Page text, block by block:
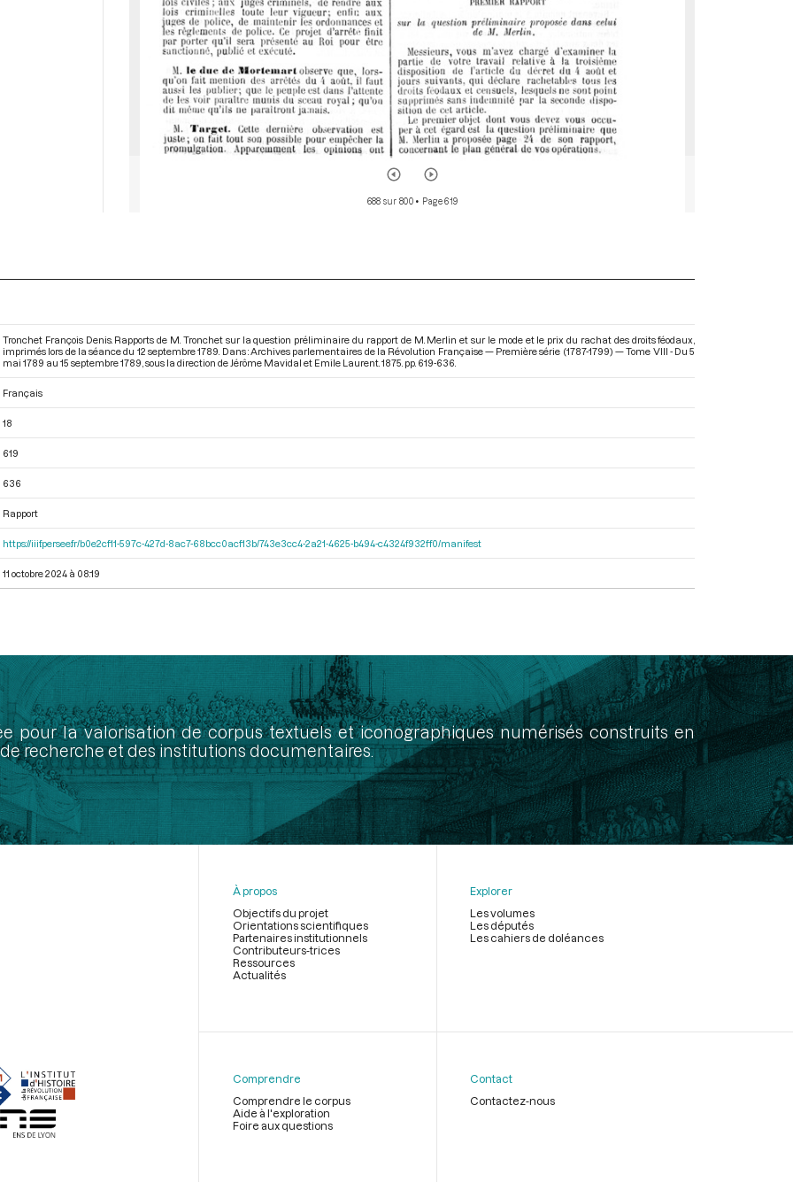
688 sur 800• Page 619
Tronchet François Denis. Rapports de M. Tronchet sur la question préliminaire du rapport de M. Merlin et sur le mode et le prix du rachat des droits féodaux,
imprimés lors de la séance du 12 septembre 1789. Dans : Archives parlementaires de la Révolution Française — Première série (1787-1799) — Tome VIII - Du 5
mai 1789 au 15 septembre 1789 , sous la direction de Jérôme Mavidal et Emile Laurent. 1875. pp. 619-636.
Français
18
619
636
Rapport
https://iiif.persee.fr/b0e2cf11-597c-427d-8ac7-68bcc0acf13b/743e3cc4-2a21-4625-b494-c4324f932ff0/manifest
11 octobre 2024 à 08:19
pour la valorisation de corpus textuels et iconographiques numérisés construits en
recherche et des institutions documentaires.
page
À propos
Objectifs du projet
Orientations scientifiques
Partenaires institutionnels
Contributeurs-trices
Ressources
Actualités
Explorer
Les volumes
Les députés
Les cahiers de doléances
Comprendre
Comprendre le corpus
Aide à l'exploration
Foire aux questions
Contact
Contactez-nous